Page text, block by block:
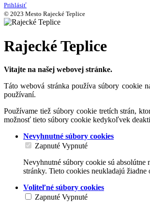
Prihlásiť
© 2023 Mesto Rajecké Teplice
Rajecké Teplice
Vitajte na našej webovej stránke.
Táto webová stránka používa súbory cookie
používaní.
Používame tiež súbory cookie tretích strán,
možnosť tieto súbory cookie kedykoľvek
Nevyhnutné súbory cookies
Zapnuté Vypnuté
Nevyhnutné súbory cookie sú
stránky. Tieto cookies neukladajú žiadne
Voliteľné súbory cookies
Zapnuté Vypnuté